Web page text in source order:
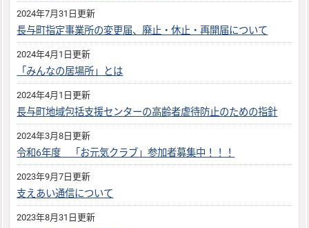
2024年7月31日更新
長与町指定事業所の変更届、廃止・休止・再開届について
2024年4月1日更新
「みんなの居場所」とは
2024年4月1日更新
長与町地域包括支援センターの高齢者虐待防止のための指針
2024年3月8日更新
令和6年度 「お元気クラブ」参加者募集中！！！
2023年9月7日更新
支えあい通信について
2023年8月31日更新